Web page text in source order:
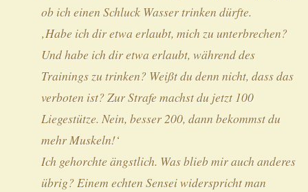
ob ich einen Schluck Wasser trinken dürfte.
‚Habe ich dir etwa erlaubt, mich zu unterbrechen?
Und habe ich dir etwa erlaubt, während des
Trainings zu trinken? Weißt du denn nicht, dass das
verboten ist? Zur Strafe machst du jetzt 100
Liegestütze. Nein, besser 200, dann bekommst du
mehr Muskeln!‘
Ich gehorchte ängstlich. Was blieb mir auch anderes
übrig? Einem echten Sensei widerspricht man